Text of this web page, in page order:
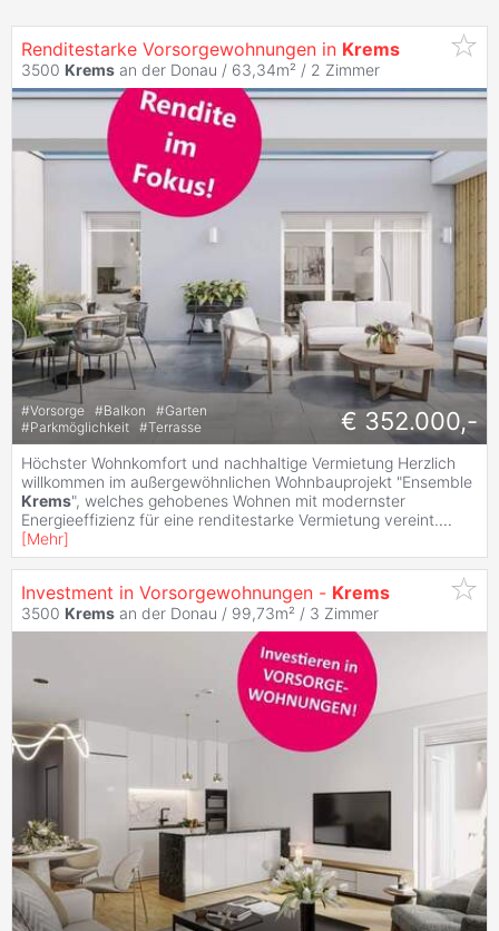
Renditestarke Vorsorgewohnungen in Krems
3500 Krems an der Donau / 63,34m² / 2 Zimmer
#Vorsorge #Balkon #Garten
#Parkmöglichkeit #Terrasse € 352.000,-
Höchster Wohnkomfort und nachhaltige Vermietung Herzlich
willkommen im außergewöhnlichen Wohnbauprojekt "Ensemble
Krems", welches gehobenes Wohnen mit modernster
Energieeffizienz für eine renditestarke Vermietung vereint....
[Mehr]
Investment in Vorsorgewohnungen - Krems
3500 Krems an der Donau / 99,73m² / 3 Zimmer